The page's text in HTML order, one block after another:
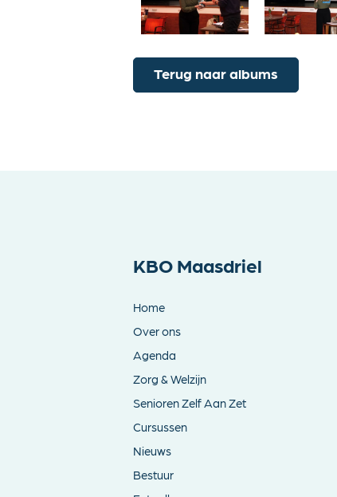
Terug naar albums
KBO Maasdriel
Home
Over ons
Agenda
Zorg & Welzijn
Senioren Zelf Aan Zet
Cursussen
Nieuws
Bestuur